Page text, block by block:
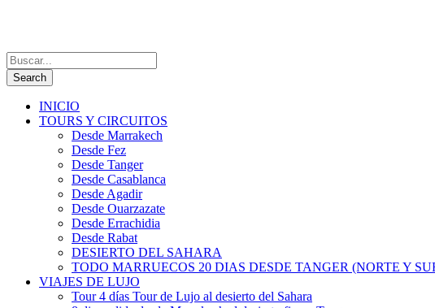
INICIO
TOURS Y CIRCUITOS
Desde Marrakech
Desde Fez
Desde Tanger
Desde Casablanca
Desde Agadir
Desde Ouarzazate
Desde Errachidia
Desde Rabat
DESIERTO DEL SAHARA
TODO MARRUECOS 20 DIAS DESDE TANGER (NORTE Y
VIAJES DE LUJO
Tour 4 días Tour de Lujo al desierto del Sahara